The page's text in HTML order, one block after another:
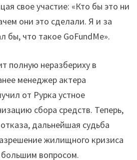
свое участие: «Кто бы это ни
они это сделали. Я и за
бы, что такое GoFundMe».
полную неразбериху в
менеджер актера
от Рурка устное
сбора средств. Теперь,
дальнейшая судьба
жилищного кризиса
вопросом.